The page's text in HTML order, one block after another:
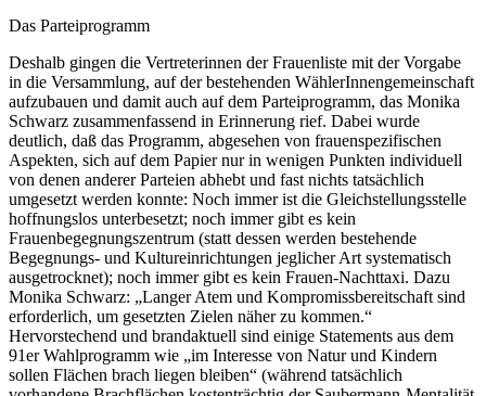
Das Parteiprogramm
Deshalb gingen die Vertreterinnen der Frauenliste mit der Vorgabe
in die Versammlung, auf der bestehenden WählerInnengemeinschaft
aufzubauen und damit auch auf dem Parteiprogramm, das Monika
Schwarz zusammenfassend in Erinnerung rief. Dabei wurde
deutlich, daß das Programm, abgesehen von frauenspezifischen
Aspekten, sich auf dem Papier nur in wenigen Punkten individuell
von denen anderer Parteien abhebt und fast nichts tatsächlich
umgesetzt werden konnte: Noch immer ist die Gleichstellungsstelle
hoffnungslos unterbesetzt; noch immer gibt es kein
Frauenbegegnungszentrum (statt dessen werden bestehende
Begegnungs- und Kultureinrichtungen jeglicher Art systematisch
ausgetrocknet); noch immer gibt es kein Frauen-Nachttaxi. Dazu
Monika Schwarz: „Langer Atem und Kompromissbereitschaft sind
erforderlich, um gesetzten Zielen näher zu kommen.“
Hervorstechend und brandaktuell sind einige Statements aus dem
91er Wahlprogramm wie „im Interesse von Natur und Kindern
sollen Flächen brach liegen bleiben“ (während tatsächlich